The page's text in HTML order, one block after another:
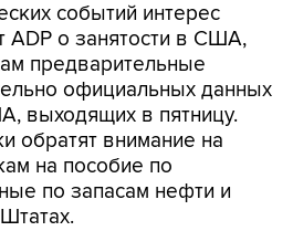
событий интерес
ADP о занятости в США,
предварительные
официальных данных
выходящих в пятницу.
обратят внимание на
на пособие по
по запасам нефти и